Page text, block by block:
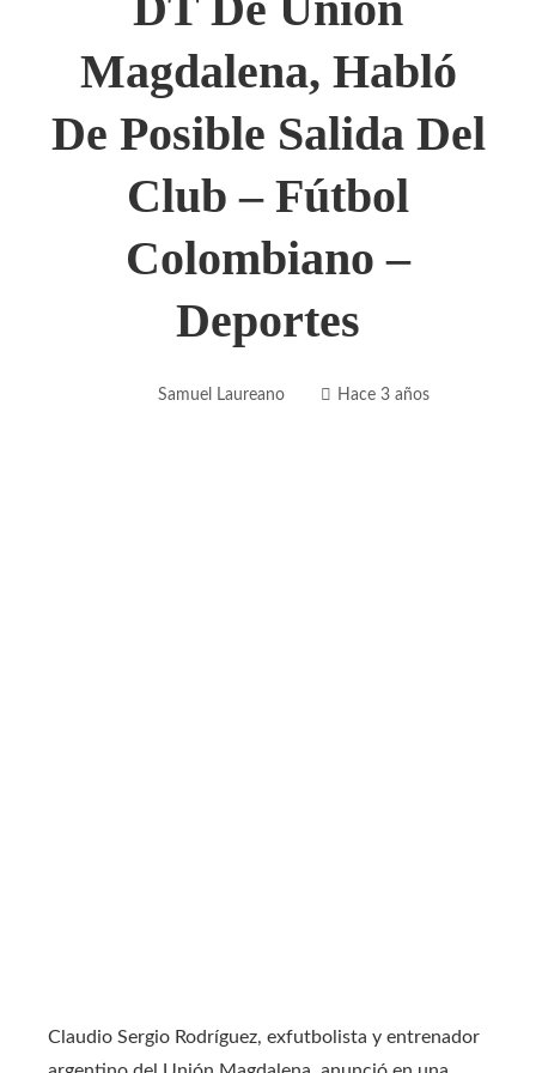
Magdalena, Habló
De Posible Salida Del
Club – Fútbol
Colombiano –
Deportes
Samuel Laureano Hace 3 años
Claudio Sergio Rodríguez, exfutbolista y entrenador